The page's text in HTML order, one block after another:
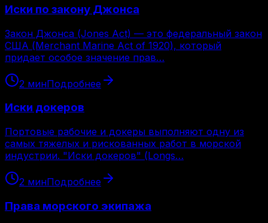
Иски по закону Джонса
Закон Джонса (Jones Act) — это федеральный закон
США (Merchant Marine Act of 1920), который
придает особое значение прав…
2 минПодробнее
Иски докеров
Портовые рабочие и докеры выполняют одну из
самых тяжелых и рискованных работ в морской
индустрии. "Иски докеров" (Longs…
2 минПодробнее
Права морского экипажа